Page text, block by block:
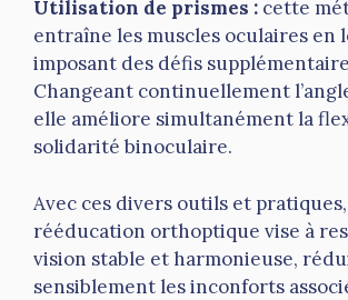
Utilisation de prismes : cette
entraîne les muscles oculaires en
imposant des défis
Changeant continuellement
elle améliore simultanément la
solidarité binoculaire.
Avec ces divers outils et
rééducation orthoptique vise à
vision stable et harmonieuse,
sensiblement les inconforts